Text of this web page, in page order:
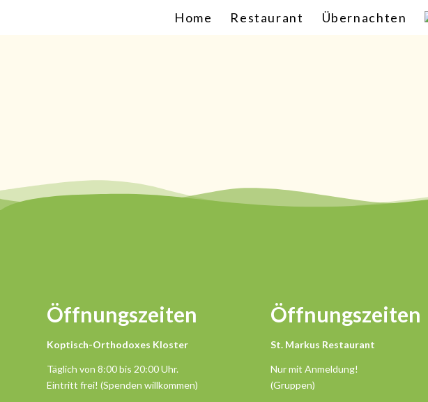
Home Restaurant Übernachten
Öffnungszeiten
Koptisch-Orthodoxes Kloster
Täglich von 8:00 bis 20:00 Uhr.
Eintritt frei! (Spenden willkommen)
Öffnungszeiten
St. Markus Restaurant
Nur mit Anmeldung!
(Gruppen)